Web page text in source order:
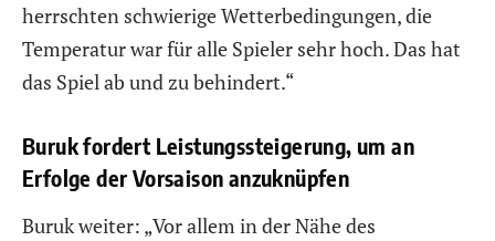
herrschten schwierige Wetterbedingungen, die
Temperatur war für alle Spieler sehr hoch. Das hat
das Spiel ab und zu behindert.“
Buruk fordert Leistungssteigerung, um an
Erfolge der Vorsaison anzuknüpfen
Buruk weiter: „Vor allem in der Nähe des